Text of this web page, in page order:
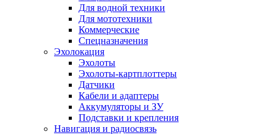
Для водной техники
Для мототехники
Коммерческие
Спецназначения
Эхолокация
Эхолоты
Эхолоты-картплоттеры
Датчики
Кабели и адаптеры
Аккумуляторы и ЗУ
Подставки и крепления
Навигация и радиосвязь